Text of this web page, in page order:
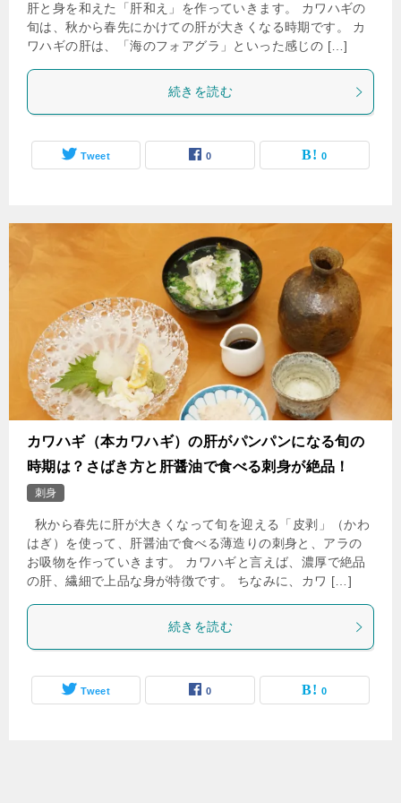
肝と身を和えた「肝和え」を作っていきます。 カワハギの
旬は、秋から春先にかけての肝が大きくなる時期です。 カ
ワハギの肝は、「海のフォアグラ」といった感じの […]
続きを読む
Tweet 0 0
カワハギ（本カワハギ）の肝がパンパンになる旬の
時期は？さばき方と肝醤油で食べる刺身が絶品！
刺身
秋から春先に肝が大きくなって旬を迎える「皮剥」（かわ
はぎ）を使って、肝醤油で食べる薄造りの刺身と、アラの
お吸物を作っていきます。 カワハギと言えば、濃厚で絶品
の肝、繊細で上品な身が特徴です。 ちなみに、カワ […]
続きを読む
Tweet 0 0